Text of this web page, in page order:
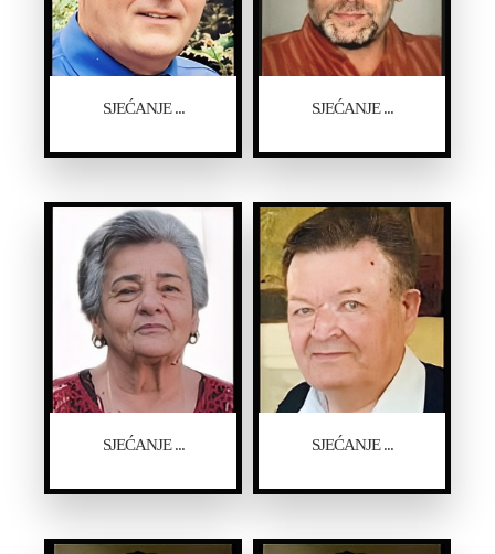
SJEĆANJE ... SJEĆANJE ...
SJEĆANJE ... SJEĆANJE ...